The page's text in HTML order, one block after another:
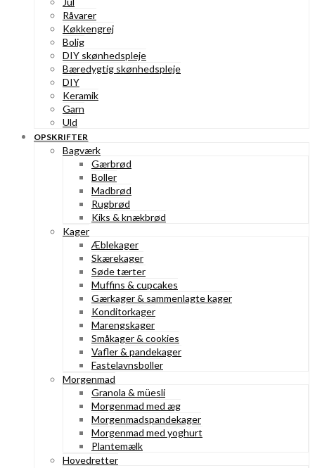
Råvarer
Køkkengrej
Bolig
DIY skønhedspleje
Bæredygtig skønhedspleje
DIY
Keramik
Garn
Uld
OPSKRIFTER
Bagværk
Gærbrød
Boller
Madbrød
Rugbrød
Kiks & knækbrød
Kager
Æblekager
Skærekager
Søde tærter
Muffins & cupcakes
Gærkager & sammenlagte kager
Konditorkager
Marengskager
Småkager & cookies
Vafler & pandekager
Fastelavnsboller
Morgenmad
Granola & müesli
Morgenmad med æg
Morgenmadspandekager
Morgenmad med yoghurt
Plantemælk
Hovedretter